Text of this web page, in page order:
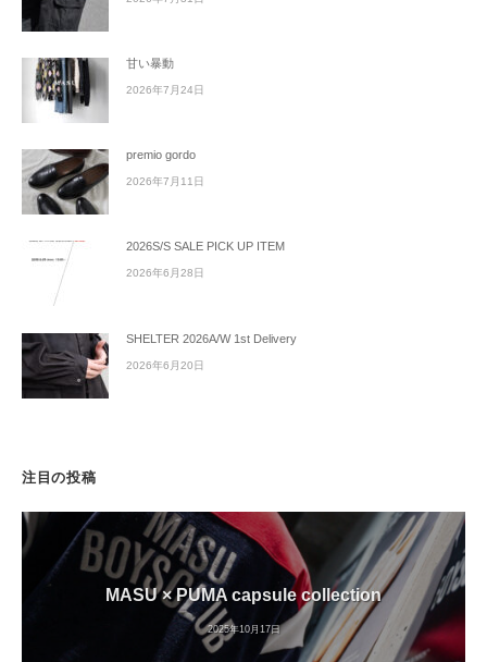
甘い暴動
2026年7月24日
premio gordo
2026年7月11日
2026S/S SALE PICK UP ITEM
2026年6月28日
SHELTER 2026A/W 1st Delivery
2026年6月20日
注目の投稿
MASU × PUMA capsule collection
2025年10月17日